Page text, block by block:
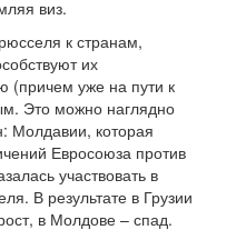
виз.
к странам,
их
(причем уже на пути к
Это можно наглядно
Молдавии, которая
Евросоюза против
участвовать в
В результате в Грузии
в Молдове – спад.